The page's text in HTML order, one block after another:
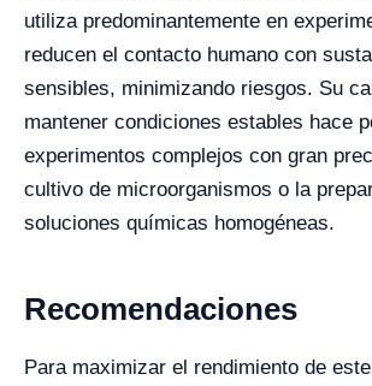
utiliza predominantemente en
reducen el contacto humano con
sensibles, minimizando riesgos. Su
mantener condiciones estables hace
experimentos complejos con gran
cultivo de microorganismos o la
soluciones químicas homogéneas.
Recomendaciones
Para maximizar el rendimiento de